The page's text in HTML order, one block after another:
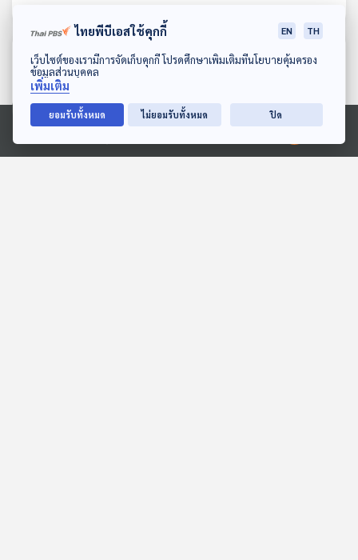
ดาวน์โหลด Thai PBS Podcast Application
Ⓒ 2020 องค์การกระจายเสียงและแพร่ภาพสาธารณะแห่งประเทศไทย
ตอนที่เกี่ยวข้อง
ไทยพีบีเอสใช้คุกกี้ EN TH
เว็บไซต์ของเรามีการจัดเก็บคุกกี้ โปรดศึกษาเพิ่มเติมที่นโยบายคุ้มครอง
ข้อมูลส่วนบุคคล
เพิ่มเติม
ยอมรับทั้งหมด ไม่ยอมรับทั้งหมด ปิด